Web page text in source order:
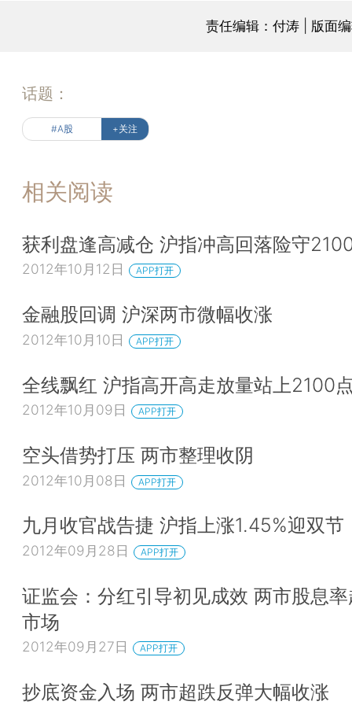
责任编辑：付涛 | 版面
话题：
#A股 +关注
相关阅读
获利盘逢高减仓 沪指冲高回落险守
2012年10月12日 APP打开
金融股回调 沪深两市微幅收涨
2012年10月10日 APP打开
全线飘红 沪指高开高走放量站上2100点
2012年10月09日 APP打开
空头借势打压 两市整理收阴
2012年10月08日 APP打开
九月收官战告捷 沪指上涨1.45%迎双节
2012年09月28日 APP打开
证监会：分红引导初见成效 两市股息
市场
2012年09月27日 APP打开
抄底资金入场 两市超跌反弹大幅收涨